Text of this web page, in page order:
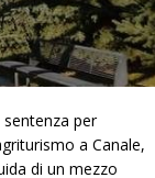
per
a Canale,
di un mezzo